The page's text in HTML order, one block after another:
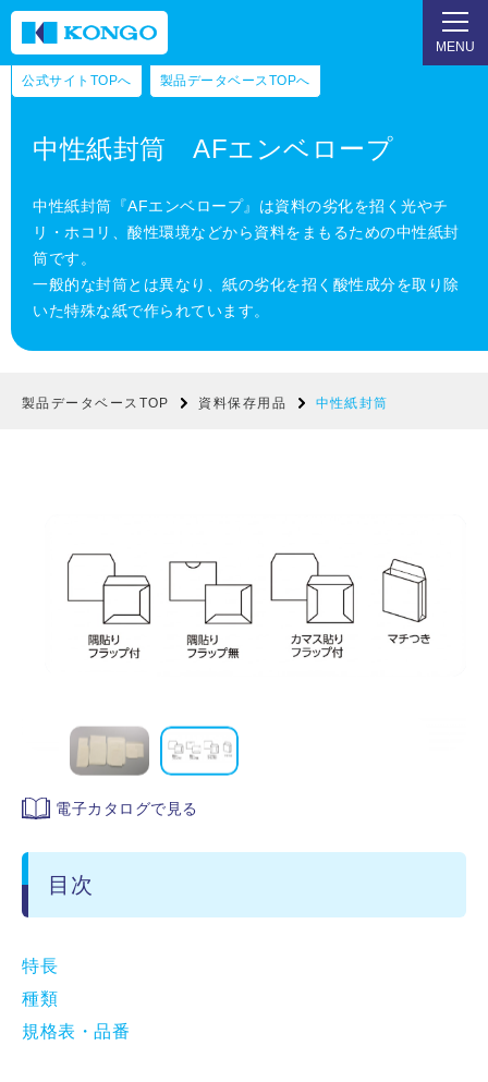
公式サイトTOPへ 製品データベースTOPへ
MENU
中性紙封筒 AFエンベロープ
中性紙封筒『AFエンベロープ』は資料の劣化を招く光やチ
リ・ホコリ、酸性環境などから資料をまもるための中性紙封
筒です。
一般的な封筒とは異なり、紙の劣化を招く酸性成分を取り除
いた特殊な紙で作られています。
製品データベースTOP 資料保存用品 中性紙封筒
電子カタログで見る
目次
特長
種類
規格表・品番